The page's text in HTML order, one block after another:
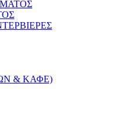
& ΚΑΦΕ)